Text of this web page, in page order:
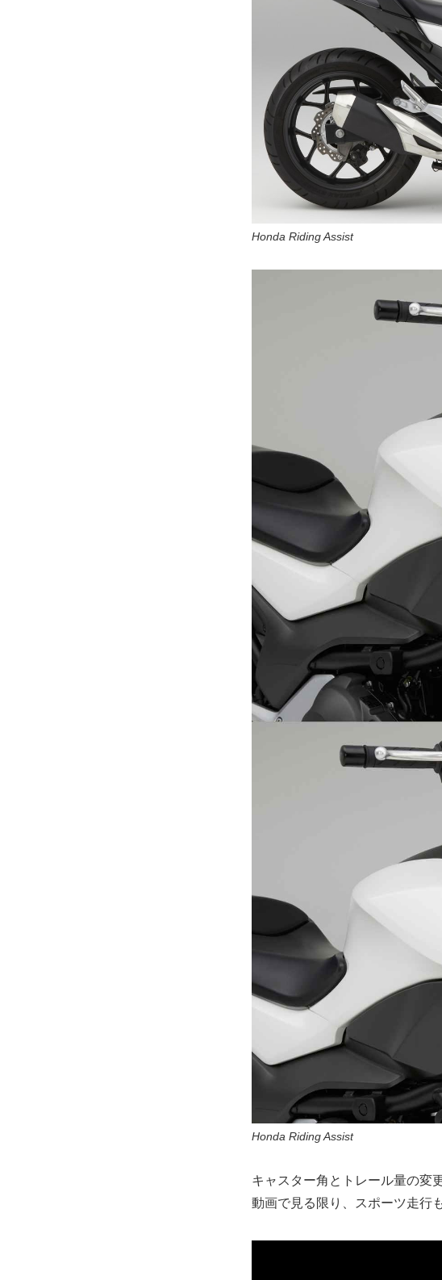
Honda Riding Assist
Honda Riding Assist
キャスター角とトレール量の変
動画で見る限り、スポーツ走行